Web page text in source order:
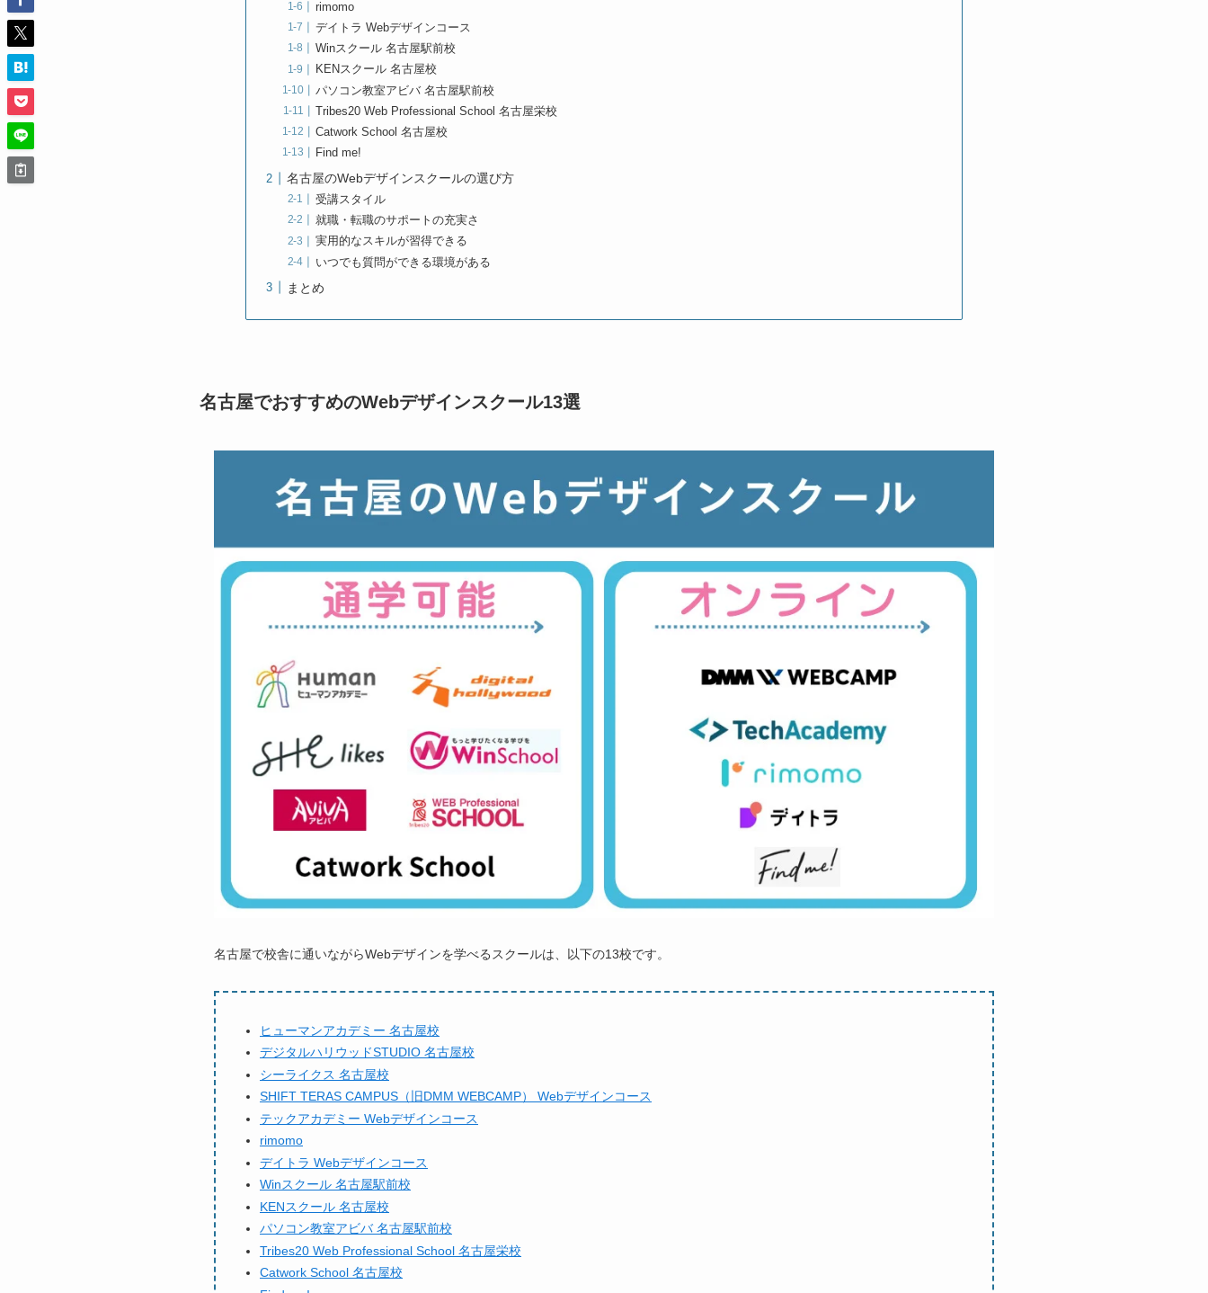
rimomo
デイトラ Webデザインコース
Winスクール 名古屋駅前校
KENスクール 名古屋校
パソコン教室アビバ 名古屋駅前校
Tribes20 Web Professional School 名古屋栄校
Catwork School 名古屋校
Find me!
名古屋のWebデザインスクールの選び方
受講スタイル
就職・転職のサポートの充実さ
実用的なスキルが習得できる
いつでも質問ができる環境がある
まとめ
名古屋でおすすめのWebデザインスクール13選
名古屋で校舎に通いながらWebデザインを学べるスクールは、以下の13校です。
ヒューマンアカデミー 名古屋校
デジタルハリウッドSTUDIO 名古屋校
シーライクス 名古屋校
SHIFT TERAS CAMPUS（旧DMM WEBCAMP） Webデザインコース
テックアカデミー Webデザインコース
rimomo
デイトラ Webデザインコース
Winスクール 名古屋駅前校
KENスクール 名古屋校
パソコン教室アビバ 名古屋駅前校
Tribes20 Web Professional School 名古屋栄校
Catwork School 名古屋校